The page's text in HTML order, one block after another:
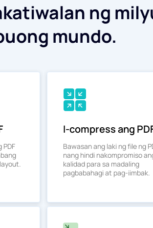
ng
mundo.
PDF
I-compress ang
Bawasan ang laki ng file ng
nang hindi nakompromiso
kalidad para sa madaling
pagbabahagi at pag-iimbak.